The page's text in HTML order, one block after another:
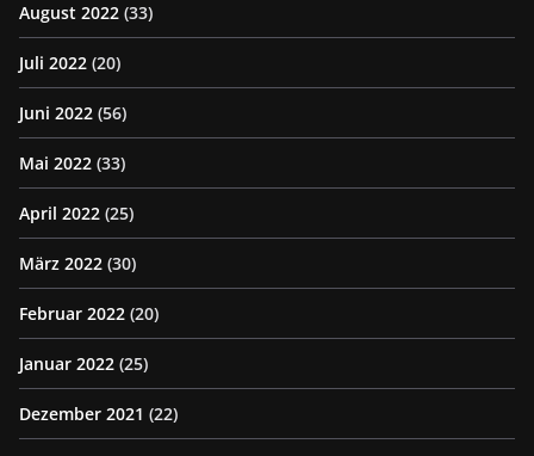
August 2022 (33)
Juli 2022 (20)
Juni 2022 (56)
Mai 2022 (33)
April 2022 (25)
März 2022 (30)
Februar 2022 (20)
Januar 2022 (25)
Dezember 2021 (22)